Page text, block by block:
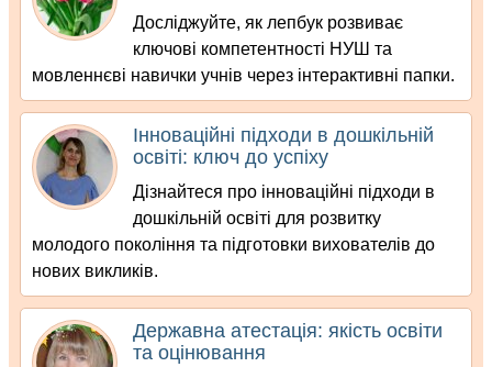
Досліджуйте, як лепбук розвиває
ключові компетентності НУШ та
мовленнєві навички учнів через інтерактивні папки.
Інноваційні підходи в дошкільній
освіті: ключ до успіху
Дізнайтеся про інноваційні підходи в
дошкільній освіті для розвитку
молодого покоління та підготовки вихователів до
нових викликів.
Державна атестація: якість освіти
та оцінювання